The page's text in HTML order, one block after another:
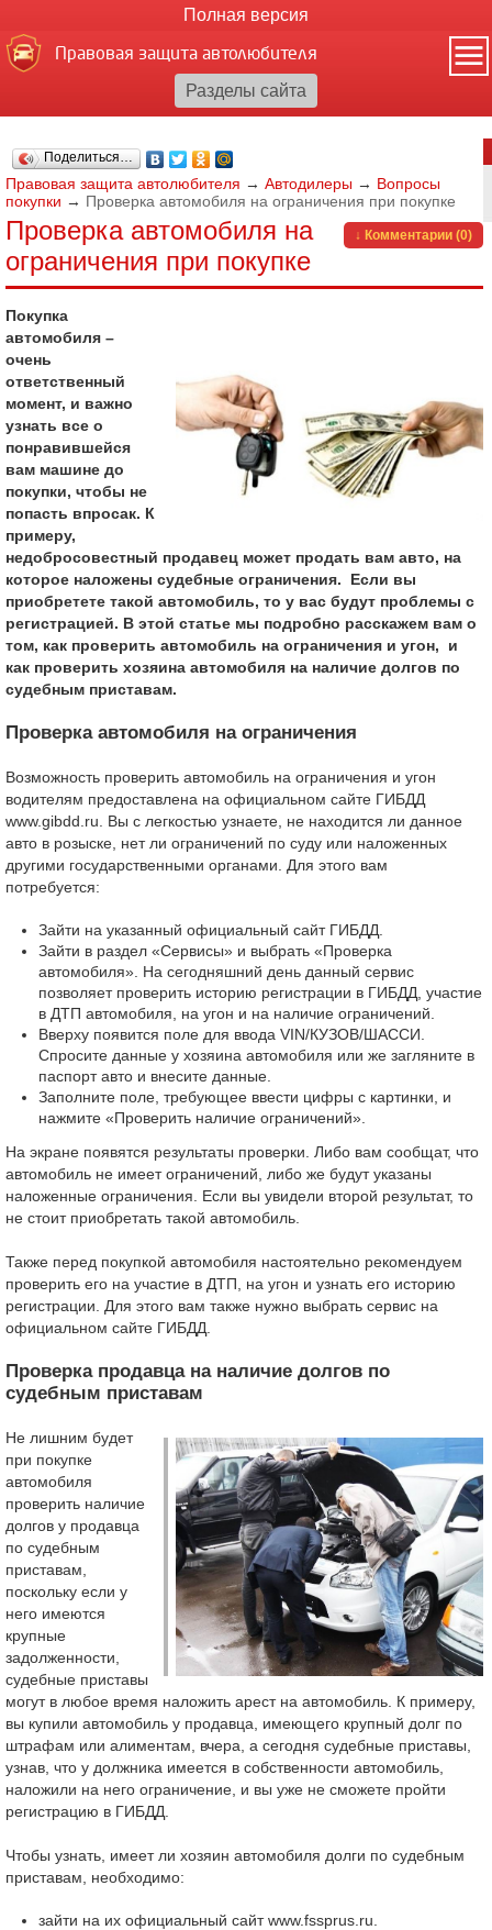
Полная версия
Правовая защита автолюбителя
Поделиться…
Правовая защита автолюбителя → Автодилеры → Вопросы
покупки → Проверка автомобиля на ограничения при покупке
↓ Комментарии (0)
Проверка автомобиля на
ограничения при покупке
Покупка
автомобиля –
очень
ответственный
момент, и важно
узнать все о
понравившейся
вам машине до
покупки, чтобы не
попасть впросак. К
примеру,
недобросовестный продавец может продать вам авто, на
которое наложены судебные ограничения. Если вы
приобретете такой автомобиль, то у вас будут проблемы с
регистрацией. В этой статье мы подробно расскажем вам о
том, как проверить автомобиль на ограничения и угон, и
как проверить хозяина автомобиля на наличие долгов по
судебным приставам.
Проверка автомобиля на ограничения
Возможность проверить автомобиль на ограничения и угон
водителям предоставлена на официальном сайте ГИБДД
www.gibdd.ru. Вы с легкостью узнаете, не находится ли данное
авто в розыске, нет ли ограничений по суду или наложенных
другими государственными органами. Для этого вам
потребуется:
Зайти на указанный официальный сайт ГИБДД.
Зайти в раздел «Сервисы» и выбрать «Проверка
автомобиля». На сегодняшний день данный сервис
позволяет проверить историю регистрации в ГИБДД, участие
в ДТП автомобиля, на угон и на наличие ограничений.
Вверху появится поле для ввода VIN/КУЗОВ/ШАССИ.
Спросите данные у хозяина автомобиля или же загляните в
паспорт авто и внесите данные.
Заполните поле, требующее ввести цифры с картинки, и
нажмите «Проверить наличие ограничений».
На экране появятся результаты проверки. Либо вам сообщат, что
автомобиль не имеет ограничений, либо же будут указаны
наложенные ограничения. Если вы увидели второй результат, то
не стоит приобретать такой автомобиль.
Также перед покупкой автомобиля настоятельно рекомендуем
проверить его на участие в ДТП, на угон и узнать его историю
регистрации. Для этого вам также нужно выбрать сервис на
официальном сайте ГИБДД.
Проверка продавца на наличие долгов по
судебным приставам
Не лишним будет
при покупке
автомобиля
проверить наличие
долгов у продавца
по судебным
приставам,
поскольку если у
него имеются
крупные
задолженности,
судебные приставы
могут в любое время наложить арест на автомобиль. К примеру,
вы купили автомобиль у продавца, имеющего крупный долг по
штрафам или алиментам, вчера, а сегодня судебные приставы,
узнав, что у должника имеется в собственности автомобиль,
наложили на него ограничение, и вы уже не сможете пройти
регистрацию в ГИБДД.
Чтобы узнать, имеет ли хозяин автомобиля долги по судебным
приставам, необходимо:
зайти на их официальный сайт www.fssprus.ru.